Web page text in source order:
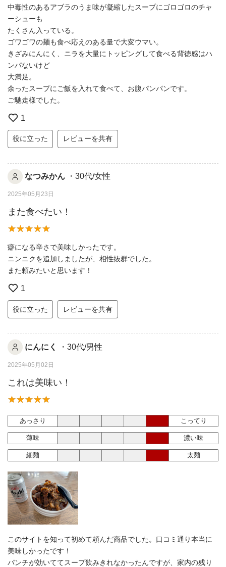
中毒性のあるアブラのうま味が凝縮したスープにゴロゴロのチャ
ーシューも
たくさん入っている。
ゴワゴワの麺も食べ応えのある量で大変ウマい。
きざみにんにく、ニラを大量にトッピングして食べる背徳感はハ
ンパないけど
大満足。
余ったスープにご飯を入れて食べて、お腹パンパンです。
ご馳走様でした。
1
役に立った レビューを共有
なつみかん ・30代/女性
2025年05月23日
また食べたい！
癖になる辛さで美味しかったです。
ニンニクを追加しましたが、相性抜群でした。
また頼みたいと思います！
1
役に立った レビューを共有
にんにく ・30代/男性
2025年05月02日
これは美味い！
あっさり こってり
薄味 濃い味
細麺 太麺
このサイトを知って初めて頼んだ商品でした。口コミ通り本当に
美味しかったです！
パンチが効いててスープ飲みきれなかったんですが、家内の残り